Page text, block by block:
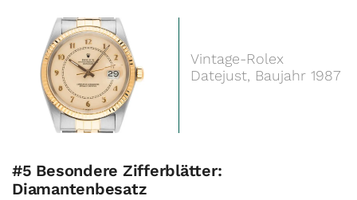
Vintage-Rolex
Datejust, Baujahr 1987
#5 Besondere Zifferblätter:
Diamantenbesatz